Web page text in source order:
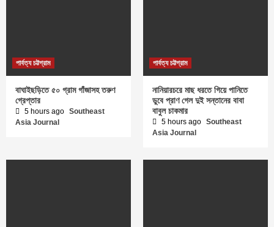
পার্বত্য চট্টগ্রাম
বাঘাইছড়িতে ৫০ গ্রাম গাঁজাসহ তরুণ
গ্রেপ্তার
5 hours ago Southeast
Asia Journal
পার্বত্য চট্টগ্রাম
নানিয়ারচরে মাছ ধরতে গিয়ে পানিতে
ডুবে প্রাণ গেল দুই সন্তানের বাবা
বাবুল চাকমার
5 hours ago Southeast
Asia Journal